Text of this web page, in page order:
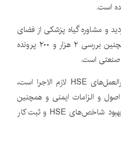
است.
بخش محیط زیست نیز ۵۰ مورد بازدید و مشاوره گیاه پزشکی از فضای
سبز ادارات، کاشت نهال به مناسبت روز درختکاری و همچنین بررسی ۲ هزار و ۲۰۰ پرونده
صنعتی است.
مدیرعامل شرکت گاز استان اصفهان با بیان اینکه دستورالعمل‌های HSE لازم الاجرا است،
و الزامات ایمنی و همچنین
دقت و مسئولیت‌پذیری کارکنان از جمله عوامل مؤثر در بهبود شاخص‌های HSE و ثبت کار